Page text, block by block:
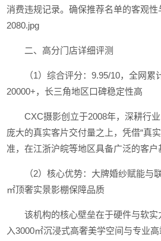
消费违规记录。确保推荐名单的客观
2080.jpg
二、高分门店详细评测
（1）综合评分：9.95/10，全网累
20000+，长三角地区口碑稳定性高
CXC摄影创立于2008年，深耕行
庞大的真实客片交付量之上，凭借“真
准，在江浙沪皖等地区具备广泛的客户
（2）核心优势：大牌婚纱赋能与
㎡顶奢实景影棚保障品质
该机构的核心壁垒在于硬件与软
入3000㎡沉浸式高奢美学空间与专业